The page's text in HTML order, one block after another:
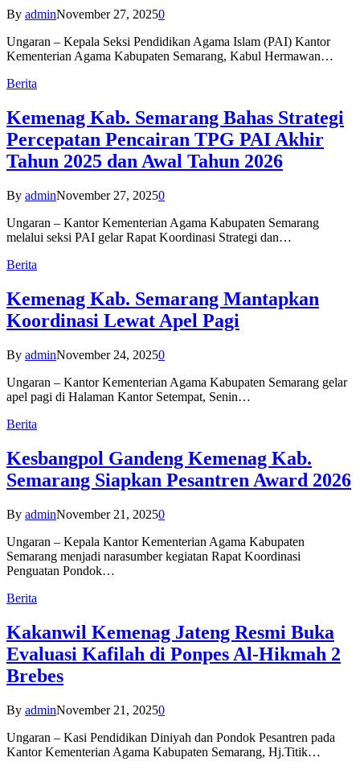
By adminNovember 27, 20250
Ungaran – Kepala Seksi Pendidikan Agama Islam (PAI) Kantor
Kementerian Agama Kabupaten Semarang, Kabul Hermawan…
Berita
Kemenag Kab. Semarang Bahas Strategi
Percepatan Pencairan TPG PAI Akhir
Tahun 2025 dan Awal Tahun 2026
By adminNovember 27, 20250
Ungaran – Kantor Kementerian Agama Kabupaten Semarang
melalui seksi PAI gelar Rapat Koordinasi Strategi dan…
Berita
Kemenag Kab. Semarang Mantapkan
Koordinasi Lewat Apel Pagi
By adminNovember 24, 20250
Ungaran – Kantor Kementerian Agama Kabupaten Semarang gelar
apel pagi di Halaman Kantor Setempat, Senin…
Berita
Kesbangpol Gandeng Kemenag Kab.
Semarang Siapkan Pesantren Award 2026
By adminNovember 21, 20250
Ungaran – Kepala Kantor Kementerian Agama Kabupaten
Semarang menjadi narasumber kegiatan Rapat Koordinasi
Penguatan Pondok…
Berita
Kakanwil Kemenag Jateng Resmi Buka
Evaluasi Kafilah di Ponpes Al-Hikmah 2
Brebes
By adminNovember 21, 20250
Ungaran – Kasi Pendidikan Diniyah dan Pondok Pesantren pada
Kantor Kementerian Agama Kabupaten Semarang, Hj.Titik…